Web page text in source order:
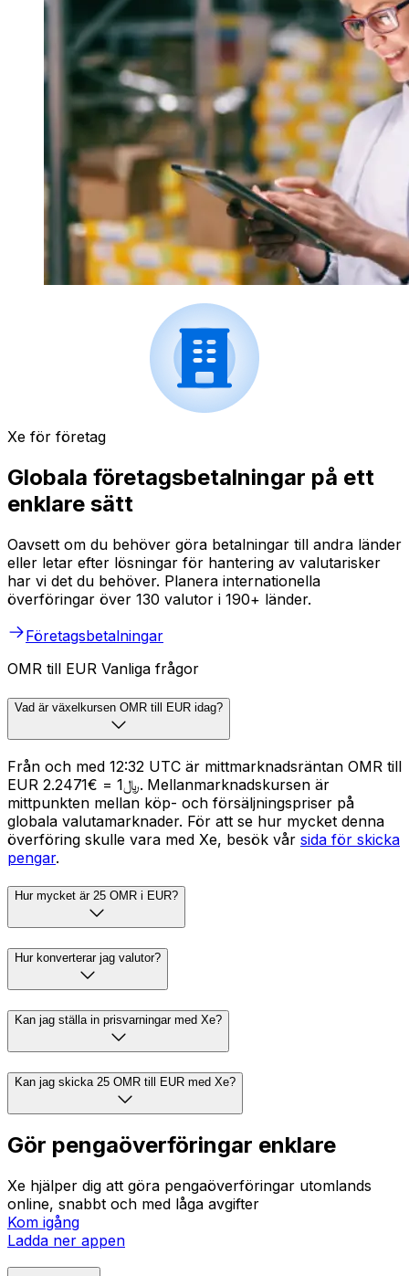
Xe för företag
Globala företagsbetalningar på ett
enklare sätt
Oavsett om du behöver göra betalningar till andra länder
eller letar efter lösningar för hantering av valutarisker
har vi det du behöver. Planera internationella
överföringar över 130 valutor i 190+ länder.
Företagsbetalningar
OMR till EUR Vanliga frågor
Vad är växelkursen OMR till EUR idag?
Från och med 12:32 UTC är mittmarknadsräntan OMR till
EUR ﷼1 = €2.2471. Mellanmarknadskursen är
mittpunkten mellan köp- och försäljningspriser på
globala valutamarknader. För att se hur mycket denna
överföring skulle vara med Xe, besök vår sida för skicka
pengar.
Hur mycket är 25 OMR i EUR?
Hur konverterar jag valutor?
Kan jag ställa in prisvarningar med Xe?
Kan jag skicka 25 OMR till EUR med Xe?
Gör pengaöverföringar enklare
Xe hjälper dig att göra pengaöverföringar utomlands
online, snabbt och med låga avgifter
Kom igång
Ladda ner appen